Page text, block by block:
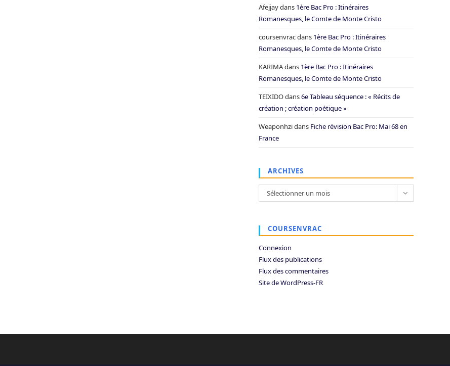
Afejjaydans 1ère Bac Pro : Itinéraires
Romanesques, le Comte de Monte Cristo
coursenvracdans 1ère Bac Pro : Itinéraires
Romanesques, le Comte de Monte Cristo
KARIMAdans 1ère Bac Pro : Itinéraires
Romanesques, le Comte de Monte Cristo
TEIXIDOdans6e Tableau séquence : « Récits de
création ; création poétique »
Weaponhzidans Fiche révision Bac Pro: Mai 68 en
France
ARCHIVES
Archives
Sélectionner un mois
COURSENVRAC
Connexion
Flux des publications
Flux des commentaires
Site de WordPress-FR